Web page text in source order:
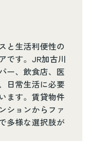
と生活利便性の
です。JR加古川
ー、飲食店、医
日常生活に必要
ます。賃貸物件
ションからファ
多様な選択肢が